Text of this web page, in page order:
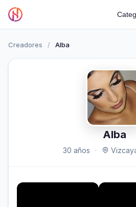
Creadores / Alba
Alba
30 años ·